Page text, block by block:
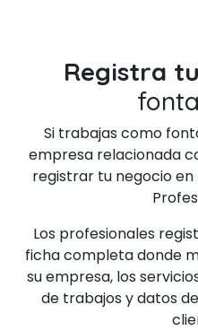
Registra
Si trabajas como
empresa relacionada
registrar tu negocio
Los profesionales
ficha completa donde
su empresa, los
de trabajos y datos